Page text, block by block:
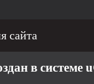
сайта
в системе